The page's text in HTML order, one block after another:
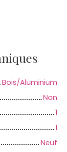
Bois/Aluminium
Non
1
1
Neuf